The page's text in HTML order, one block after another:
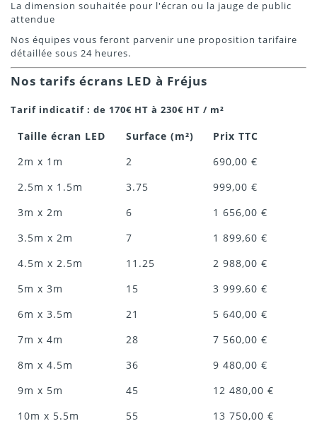
La dimension souhaitée pour l'écran ou la jauge de public
attendue
Nos équipes vous feront parvenir une proposition tarifaire
détaillée sous 24 heures.
Nos tarifs écrans LED à Fréjus
Tarif indicatif : de 170€ HT à 230€ HT / m²
Taille écran LED Surface (m²)
Prix TTC
2m x 1m
2
690,00 €
2.5m x 1.5m
3.75
999,00 €
3m x 2m
6
1 656,00 €
3.5m x 2m
7
1 899,60 €
4.5m x 2.5m
11.25
2 988,00 €
5m x 3m
15
3 999,60 €
6m x 3.5m
21
5 640,00 €
7m x 4m
28
7 560,00 €
8m x 4.5m
36
9 480,00 €
9m x 5m
45
12 480,00 €
10m x 5.5m
55
13 750,00 €